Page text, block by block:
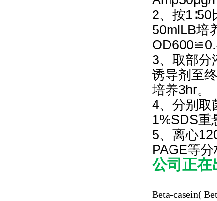
2、按
50mlLB培
3、取部分
诱导剂至
培养3hr。
4、分别取
1%SDS
5、离心
PAGE等
公司正在
Beta-casein(